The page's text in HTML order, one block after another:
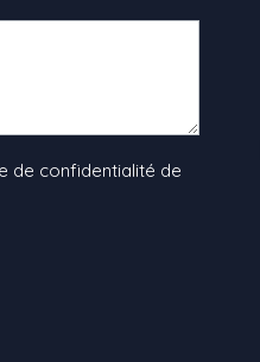
de confidentialité de